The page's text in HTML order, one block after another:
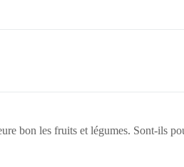
bon les fruits et légumes. Sont-ils